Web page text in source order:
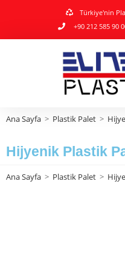
Türkiye'nin
+90 212 585 90
Ana Sayfa > Plastik Palet >
Hijyenik Plastik
Ana Sayfa > Plastik Palet >